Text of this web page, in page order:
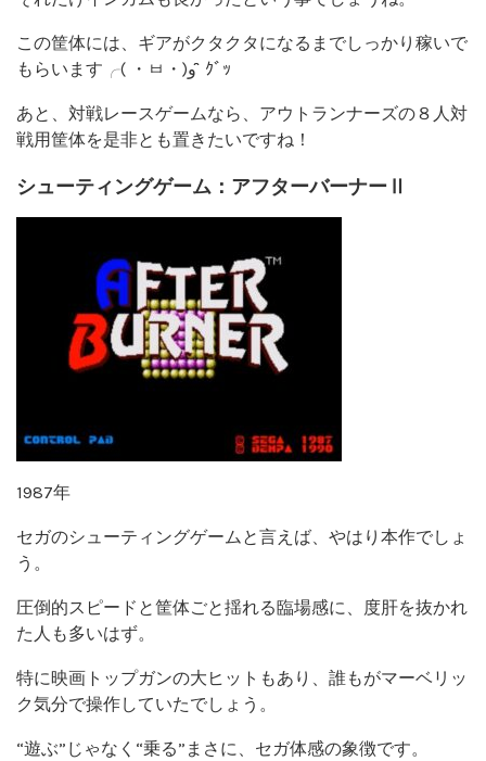
この筐体には、ギアがクタクタになるまでしっかり稼いで
もらいます╭( ・ㅂ・)و ̑̑ ｸﾞｯ
あと、対戦レースゲームなら、アウトランナーズの８人対
戦用筐体を是非とも置きたいですね！
シューティングゲーム：アフターバーナーⅡ
1987年
セガのシューティングゲームと言えば、やはり本作でしょ
う。
圧倒的スピードと筐体ごと揺れる臨場感に、度肝を抜かれ
た人も多いはず。
特に映画トップガンの大ヒットもあり、誰もがマーベリッ
ク気分で操作していたでしょう。
“遊ぶ”じゃなく“乗る”まさに、セガ体感の象徴です。